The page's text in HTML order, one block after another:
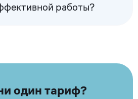
работы?
один тариф?